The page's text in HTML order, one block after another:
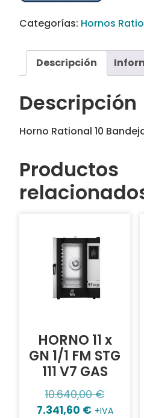
Categorías: Hornos
Descripción
Descripción
Horno Rational 10
Productos
HORNO 11 x
GN 1/1 FM STG
111 V7 GAS
10.640,00€
7.341,60 € +IVA